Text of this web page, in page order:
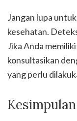
Jangan lupa
kesehatan.
Jika Anda
konsultasikan
yang perlu
Kesimpulan